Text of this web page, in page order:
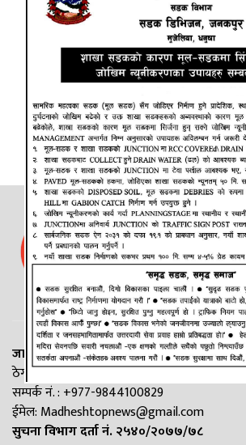
जनकपुरका सबै हस्पिटलहरुको
जानकी न्यूज नेटवर्क
ठेगाना: लक्ष्मीनियाँ -७, मधेश प्रदेश
सम्पर्क नं. : +977-9844100829
ईमेल: Madheshtopnews@gmail.com
सुचना विभाग दर्ता नं. २५४०/२०७७/७८